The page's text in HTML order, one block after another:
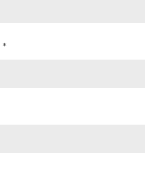
*